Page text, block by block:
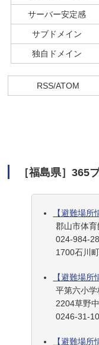
サーバー安定感
サブドメイン
独自ドメイン
RSS/ATOM
［福島県］365
【避難場
郡山市体
024-984-
1700石川
【避難場
平第六小
2204草野
0246-31-
【避難場